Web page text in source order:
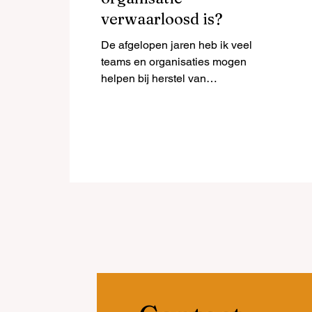
verwaarloosd is?
De afgelopen jaren heb ik veel
teams en organisaties mogen
helpen bij herstel van